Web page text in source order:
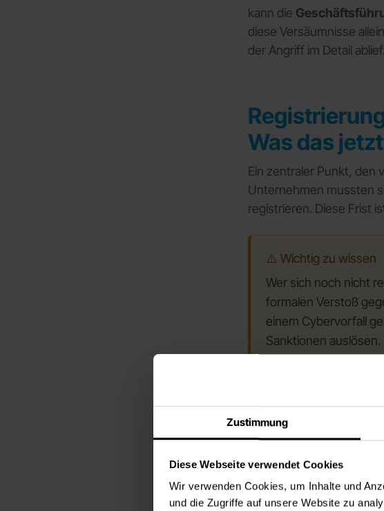
Zustimmung
Diese Webseite verwendet Cookies
Wir verwenden Cookies, um Inhalte und
und die Zugriffe auf unsere Website zu
kann die
diese Versäumnisse
der Angriff im Detail ablief.
Was das
Ein zentraler Punkt, den
Unternehmen mussten
registrieren. Diese Frist
⚠️ Wichtig zu wissen
Wer sich noch nicht
formalen Verstoß
einem Cybervorfall
Sanktionen auslösen.
Sie dasumgehend
wird das Risiko einer
👉Zur BSI-Registrierung